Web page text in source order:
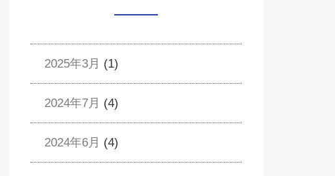
2025年3月 (1)
2024年7月 (4)
2024年6月 (4)